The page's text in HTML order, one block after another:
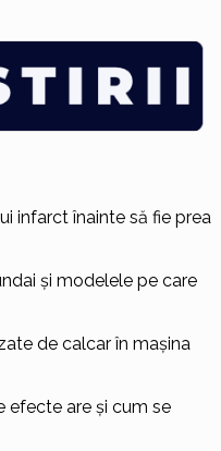
infarct înainte să fie prea
și modelele pe care
de calcar în mașina
efecte are și cum se